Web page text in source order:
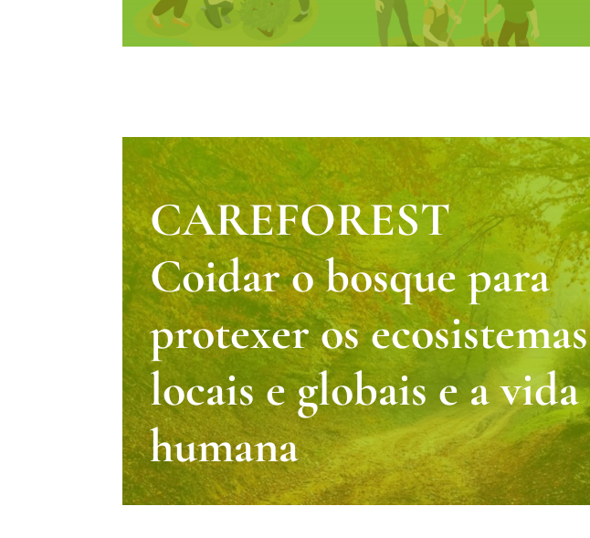
CAREFOREST
Coidar o bosque para
protexer os ecosistemas
locais e globais e a vida
humana